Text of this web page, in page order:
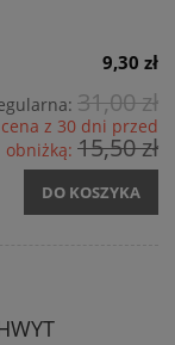
9,30 zł
31,00 zł
z 30 dni przed
obniżką: 15,50 zł
DO KOSZYKA